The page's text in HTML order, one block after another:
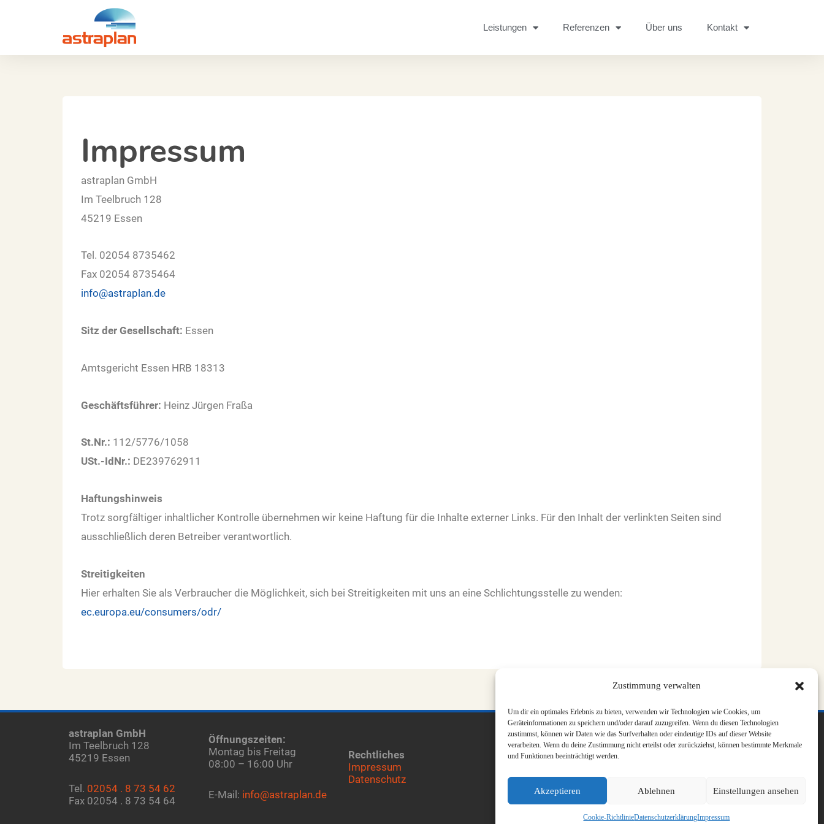
Zustimmung verwalten
Um dir ein optimales Erlebnis zu bieten, verwenden wir Technologien wie Cookies, um
Geräteinformationen zu speichern und/oder darauf zuzugreifen. Wenn du diesen Technologien
zustimmst, können wir Daten wie das Surfverhalten oder eindeutige IDs auf dieser Website
verarbeiten. Wenn du deine Zustimmung nicht erteilst oder zurückziehst, können bestimmte Merkmale
und Funktionen beeinträchtigt werden.
Akzeptieren Ablehnen Einstellungen ansehen
Cookie-RichtlinieDatenschutzerklärungImpressum
Leistungen Referenzen Über uns Kontakt
Impressum
astraplan GmbH
Im Teelbruch 128
45219 Essen
Tel. 02054 8735462
Fax 02054 8735464
info@astraplan.de
Sitz der Gesellschaft: Essen
Amtsgericht Essen HRB 18313
Geschäftsführer: Heinz Jürgen Fraßa
St.Nr.: 112/5776/1058
USt.-IdNr.: DE239762911
Haftungshinweis
Trotz sorgfältiger inhaltlicher Kontrolle übernehmen wir keine Haftung für die Inhalte externer Links. Für den Inhalt der verlinkten Seiten sind
ausschließlich deren Betreiber verantwortlich.
Streitigkeiten
Hier erhalten Sie als Verbraucher die Möglichkeit, sich bei Streitigkeiten mit uns an eine Schlichtungsstelle zu wenden:
ec.europa.eu/consumers/odr/
astraplan GmbH
Im Teelbruch 128
45219 Essen
Tel. 02054 . 8 73 54 62
Fax 02054 . 8 73 54 64
Öffnungszeiten:
Montag bis Freitag
08:00 – 16:00 Uhr
E-Mail: info@astraplan.de
Rechtliches
Impressum
Datenschutz